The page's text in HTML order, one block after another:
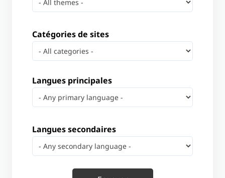
Catégories de sites
Langues principales
Langues secondaires